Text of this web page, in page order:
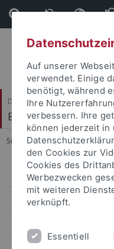
Direkt
zum
Inhalt
Direkt
zur
Fußleiste
Dezernat VIII
Bau,
Sie sind hier: Startseite ...
Trinkwasserqualität UT
Bauliche Schadstoffe UT
Abteilung 1 - Bau und Fläche
Auf unserer
verwendet. Einige
benötigt, während
Ihre
verbessern. Ihre
können jederzeit in
den Cookies zur
Cookies des
Werbezwecken
mit weiteren
verknüpft.
Essentiell